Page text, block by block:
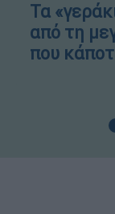
Τα
από τη
που